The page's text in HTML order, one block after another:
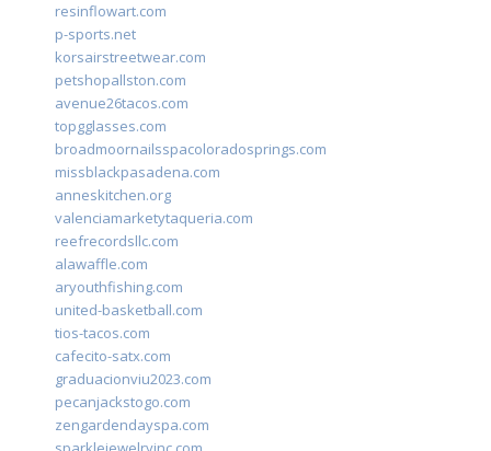
resinflowart.com
p-sports.net
korsairstreetwear.com
petshopallston.com
avenue26tacos.com
topgglasses.com
broadmoornailsspacoloradosprings.com
missblackpasadena.com
anneskitchen.org
valenciamarketytaqueria.com
reefrecordsllc.com
alawaffle.com
aryouthfishing.com
united-basketball.com
tios-tacos.com
cafecito-satx.com
graduacionviu2023.com
pecanjackstogo.com
zengardendayspa.com